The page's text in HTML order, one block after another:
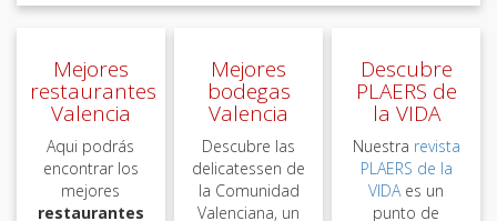
Mejores
restaurantes
Valencia
Aqui podrás
encontrar los
mejores
restaurantes
Mejores
bodegas
Valencia
Descubre las
delicatessen de
la Comunidad
Valenciana, un
Descubre
PLAERS de
la VIDA
Nuestra revista
PLAERS de la
VIDAes un
punto de